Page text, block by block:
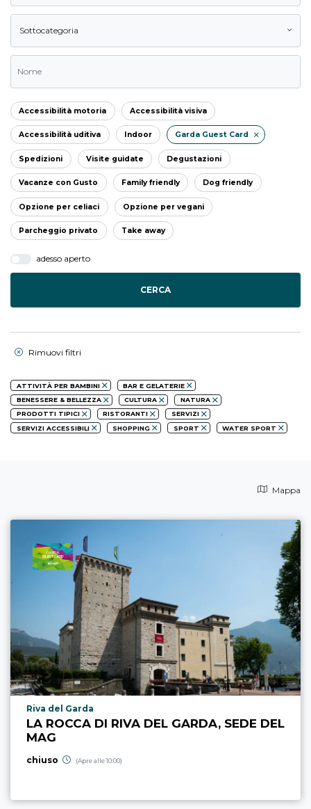
Sottocategoria
Accessibilità motoria Accessibilità visiva
Accessibilità uditiva Indoor Garda Guest Card
Spedizioni Visite guidate Degustazioni
Vacanze con Gusto Family friendly Dog friendly
Opzione per celiaci Opzione per vegani
Parcheggio privato Take away
adesso aperto
CERCA
Rimuovi filtri
ATTIVITÀ PER BAMBINI
BAR E GELATERIE
BENESSERE & BELLEZZA
CULTURA
NATURA
PRODOTTI TIPICI
RISTORANTI
SERVIZI
SERVIZI ACCESSIBILI
SHOPPING SPORT WATER SPORT
Mappa
Località punto di interesse
Riva del Garda
LA ROCCA DI RIVA DEL GARDA, SEDE DEL
MAG
chiuso (Apre alle 10:00)